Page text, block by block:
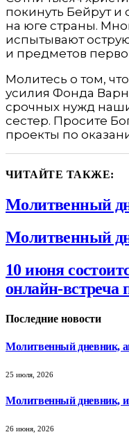
покинуть Бейрут и
на юге страны.
испытывают
и предметов
Молитесь о том,
усилия Фонда
срочных нужд
сестер. Просите
проекты по
ЧИТАЙТЕ ТАКЖЕ:
Молитвенный
Молитвенный
10 июня
онлайн-встреча
Последние новости
Молитвенный дневник,
25 июля, 2026
Молитвенный дневник,
26 июня, 2026